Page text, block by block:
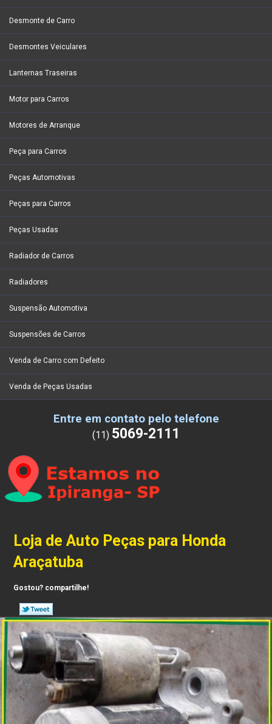
Desmonte de Carro
Desmontes Veiculares
Lanternas Traseiras
Motor para Carros
Motores de Arranque
Peça para Carros
Peças Automotivas
Peças para Carros
Peças Usadas
Radiador de Carros
Radiadores
Suspensão Automotiva
Suspensões de Carros
Venda de Carro com Defeito
Venda de Peças Usadas
Entre em contato pelo telefone
(11) 5069-2111
Loja de Auto Peças para Honda
Araçatuba
Gostou? compartilhe!